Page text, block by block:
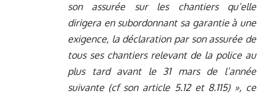
son assurée sur les chantiers qu’elle
dirigera en subordonnant sa garantie à une
exigence, la déclaration par son assurée de
tous ses chantiers relevant de la police au
plus tard avant le 31 mars de l’année
suivante (cf son article 5.12 et 8.115) », ce